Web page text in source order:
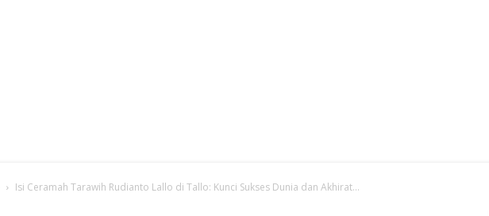
Isi Ceramah Tarawih Rudianto Lallo di Tallo: Kunci Sukses Dunia dan Akhirat...